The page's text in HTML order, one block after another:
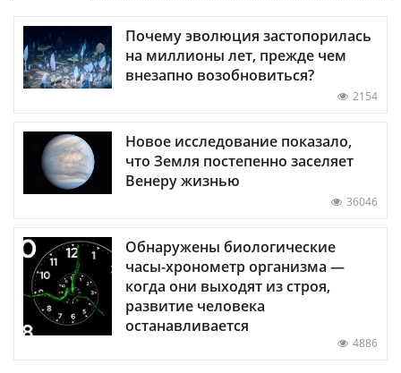
Почему эволюция застопорилась
на миллионы лет, прежде чем
внезапно возобновиться?
2154
Новое исследование показало,
что Земля постепенно заселяет
Венеру жизнью
36046
Обнаружены биологические
часы-хронометр организма —
когда они выходят из строя,
развитие человека
останавливается
4886